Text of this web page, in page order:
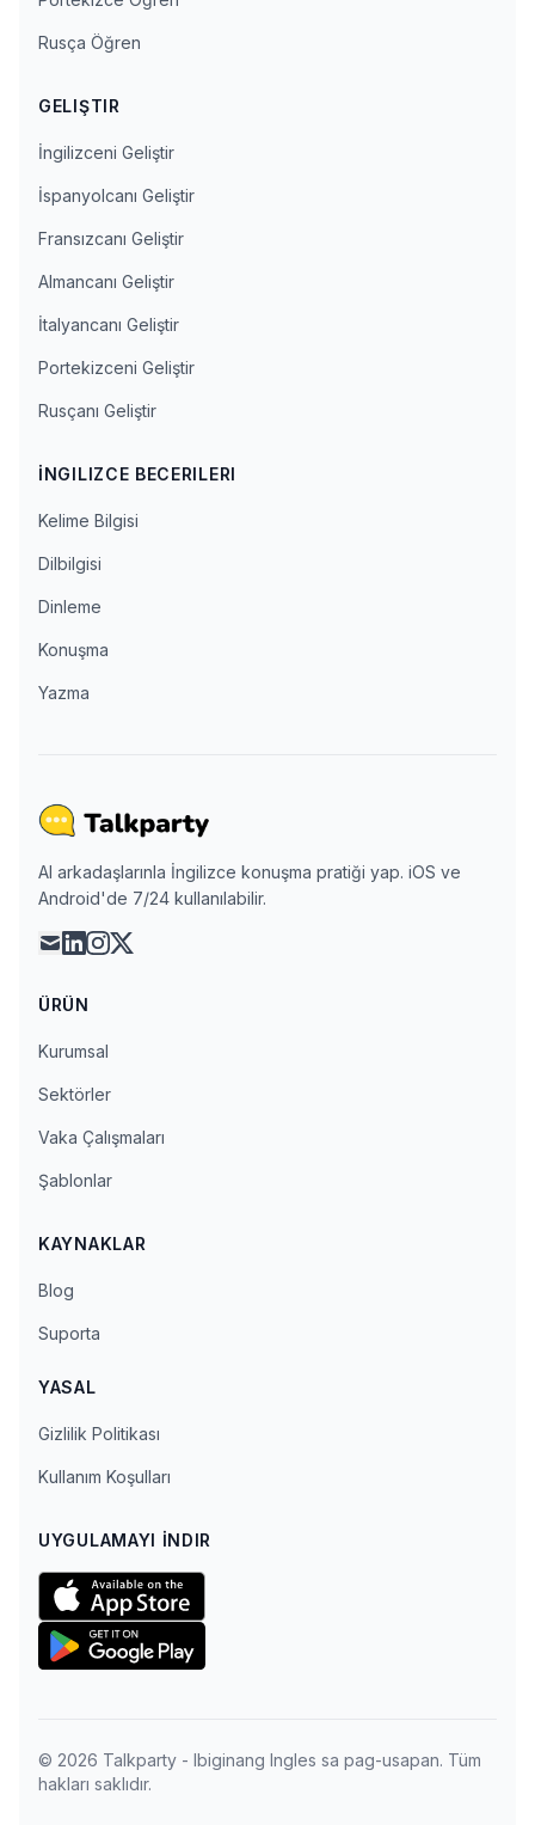
Rusça Öğren
GELIŞTIR
İngilizceni Geliştir
İspanyolcanı Geliştir
Fransızcanı Geliştir
Almancanı Geliştir
İtalyancanı Geliştir
Portekizceni Geliştir
Rusçanı Geliştir
İNGILIZCE BECERILERI
Kelime Bilgisi
Dilbilgisi
Dinleme
Konuşma
Yazma
AI arkadaşlarınla İngilizce konuşma pratiği yap. iOS ve
Android'de 7/24 kullanılabilir.
maillinkedin
instagram
x
ÜRÜN
Kurumsal
Sektörler
Vaka Çalışmaları
Şablonlar
KAYNAKLAR
Blog
Suporta
YASAL
Gizlilik Politikası
Kullanım Koşulları
UYGULAMAYI İNDIR
© 2026 Talkparty - Ibiginang Ingles sa pag-usapan. Tüm
hakları saklıdır.